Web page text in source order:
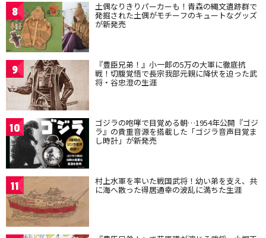
8 土偶なりきりパーカーも！青森の縄文遺跡群で
発掘された土偶がモチーフのキュートなグッズ
が新発売
9 『豊臣兄弟！』小一郎の5万の大軍に徹底抗
戦！切腹覚悟で長宗我部元親に降伏を迫った武
将・谷忠澄の生涯
10 ゴジラの咆哮で目覚める朝…1954年公開『ゴジ
ラ』の貴重音源を搭載した「ゴジラ音声目覚ま
し時計」が新発売
11 村上水軍を率いた戦国武将！幼い弟を支え、共
に海へ散った得居通幸の波乱に満ちた生涯